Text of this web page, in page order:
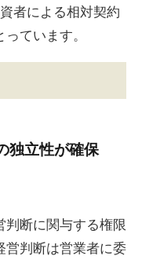
者による相対契約
ています。
独立性が確保
断に関与する権限
営判断は営業者に委